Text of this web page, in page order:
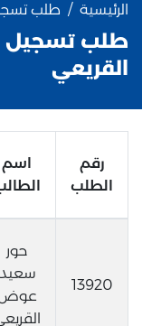
الرئيسية طلب
طلب تسجيل
القريعي
رقم
الطلب
اسم
13920
حور